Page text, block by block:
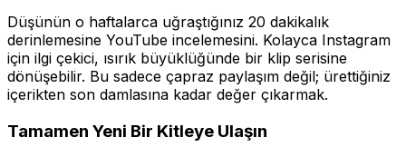
Düşünün o haftalarca uğraştığınız 20 dakikalık
derinlemesine YouTube incelemesini. Kolayca Instagram
için ilgi çekici, ısırık büyüklüğünde bir klip serisine
dönüşebilir. Bu sadece çapraz paylaşım değil; ürettiğiniz
içerikten son damlasına kadar değer çıkarmak.
Tamamen Yeni Bir Kitleye Ulaşın